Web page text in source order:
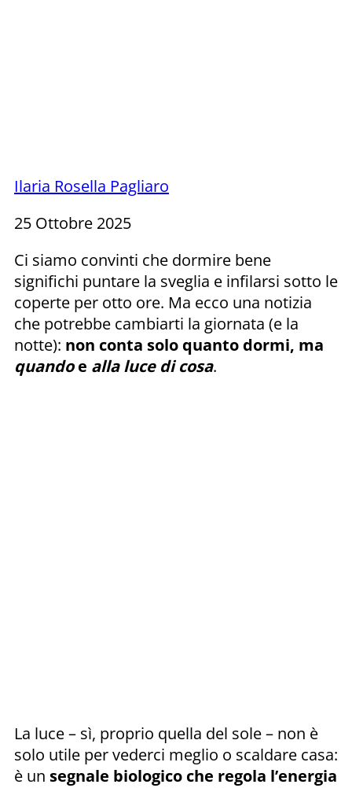
Ilaria Rosella Pagliaro
25 Ottobre 2025
Ci siamo convinti che dormire bene
significhi puntare la sveglia e infilarsi sotto le
coperte per otto ore. Ma ecco una notizia
che potrebbe cambiarti la giornata (e la
notte): non conta solo quanto dormi, ma
quandoe alla luce di cosa.
La luce – sì, proprio quella del sole – non è
solo utile per vederci meglio o scaldare casa:
è un segnale biologico che regola l’energia